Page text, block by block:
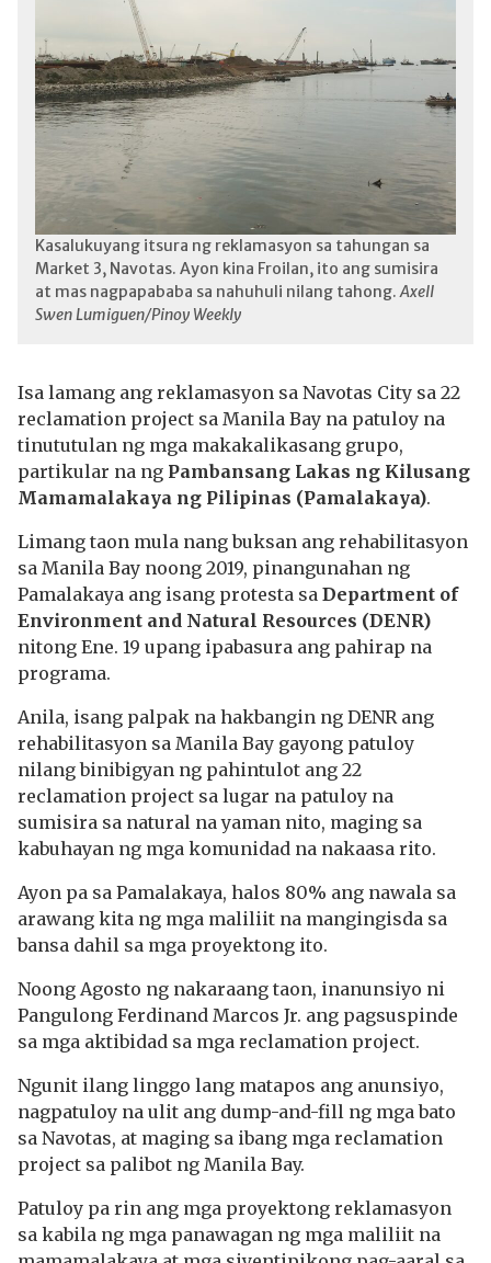
Kasalukuyang itsura ng reklamasyon sa tahungan sa
Market 3, Navotas. Ayon kina Froilan, ito ang sumisira
at mas nagpapababa sa nahuhuli nilang tahong.Axell
Swen Lumiguen/Pinoy Weekly
Isa lamang ang reklamasyon sa Navotas City sa 22
reclamation project sa Manila Bay na patuloy na
tinututulan ng mga makakalikasang grupo,
partikular na ng Pambansang Lakas ng Kilusang
Mamamalakaya ng Pilipinas (Pamalakaya).
Limang taon mula nang buksan ang rehabilitasyon
sa Manila Bay noong 2019, pinangunahan ng
Pamalakaya ang isang protesta sa Department of
Environment and Natural Resources (DENR)
nitong Ene. 19 upang ipabasura ang pahirap na
programa.
Anila, isang palpak na hakbangin ng DENR ang
rehabilitasyon sa Manila Bay gayong patuloy
nilang binibigyan ng pahintulot ang 22
reclamation project sa lugar na patuloy na
sumisira sa natural na yaman nito, maging sa
kabuhayan ng mga komunidad na nakaasa rito.
Ayon pa sa Pamalakaya, halos 80% ang nawala sa
arawang kita ng mga maliliit na mangingisda sa
bansa dahil sa mga proyektong ito.
Noong Agosto ng nakaraang taon, inanunsiyo ni
Pangulong Ferdinand Marcos Jr. ang pagsuspinde
sa mga aktibidad sa mga reclamation project.
Ngunit ilang linggo lang matapos ang anunsiyo,
nagpatuloy na ulit ang dump-and-fill ng mga bato
sa Navotas, at maging sa ibang mga reclamation
project sa palibot ng Manila Bay.
Patuloy pa rin ang mga proyektong reklamasyon
sa kabila ng mga panawagan ng mga maliliit na